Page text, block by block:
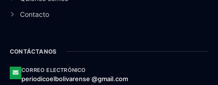
Contacto
CONTÁCTANOS
CORREO ELECTRÓNICO
periodicoelbolivarense @gmail.com